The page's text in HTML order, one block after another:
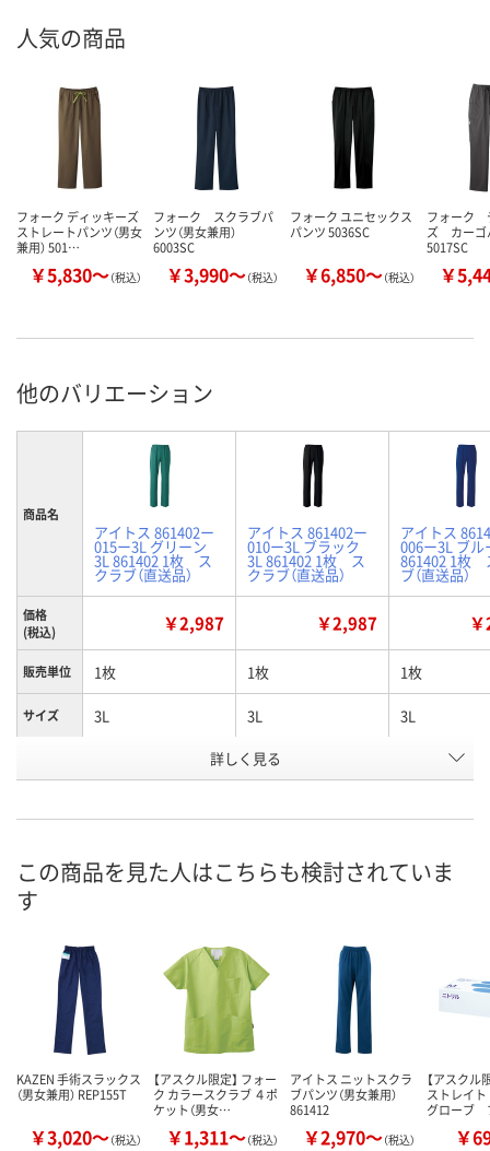
人気の商品
フォーク ディッキーズ
ストレートパンツ（男女
兼用） 501…
￥5,830～（税込）
フォーク スクラブパ
ンツ（男女兼用）
6003SC
￥3,990～（税込）
フォーク ユニセックス
パンツ 5036SC
￥6,850～（税込）
フォーク
ズ カー
5017SC
￥
他のバリエーション
商品名
アイトス 861402ー
015ー3L グリーン
3L 861402 1枚 ス
クラブ（直送品）
アイトス 861402ー
010ー3L ブラック
3L 861402 1枚 ス
クラブ（直送品）
アイトス
006ー3L ブル
861402 1枚
ブ（直送品）
価格
(税込)
￥2,987 ￥2,987
販売単位 1枚 1枚 1枚
サイズ 3L 3L 3L
ブラック
号
お届け日
数量
カゴへ
数量
カゴへ カ
詳しく見る
この商品を見た人はこちらも検討されていま
す
KAZEN 手術スラックス
（男女兼用） REP155T
￥3,020～（税込）
【アスクル限定】 フォー
ク カラースクラブ ４ポ
ケット（男女…
￥1,311～（税込）
アイトス ニットスクラ
ブパンツ（男女兼用）
861412
￥2,970～（税込）
【アスクル
ストレイ
グロー
￥